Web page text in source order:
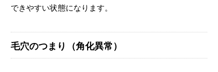
できやすい状態になります。
毛穴のつまり（角化異常）